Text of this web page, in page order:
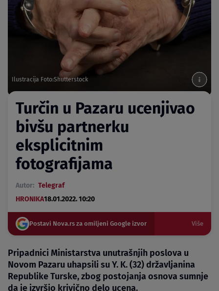
Ilustracija Foto:Shutterstock
Turčin u Pazaru ucenjivao
bivšu partnerku
eksplicitnim
fotografijama
Autor: Telegraf
HRONIKA18.01.2022. 10:20
Postavi Nova.rs za omiljeni Google izvor Više
Pripadnici Ministarstva unutrašnjih poslova u
Novom Pazaru uhapsili su Y. K. (32) državljanina
Republike Turske, zbog postojanja osnova sumnje
da je izvršio krivično delo ucena.